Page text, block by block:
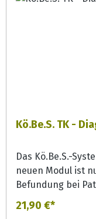
Kö.Be.S. TK -
Das Kö.Be.S.-
neuen Modul ist
Befundung bei
möglich. Es
Dokumentation
21,90 €*